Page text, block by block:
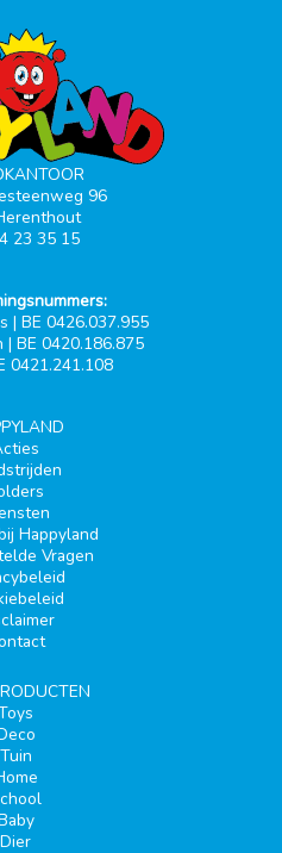
96
23 35 15
| BE 0426.037.955
BE 0420.186.875
0421.241.108
Happyland
Vragen
Tuin
Dier